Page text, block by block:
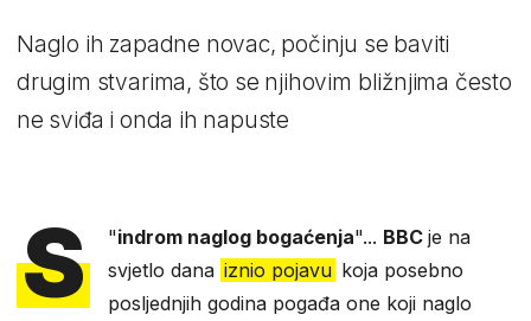
Naglo ih zapadne novac, počinju se baviti
drugim stvarima, što se njihovim bližnjima često
ne sviđa i onda ih napuste
"
S indrom naglog bogaćenja"... BBCje na
svjetlo dana iznio pojavu koja posebno
posljednjih godina pogađa one koji naglo